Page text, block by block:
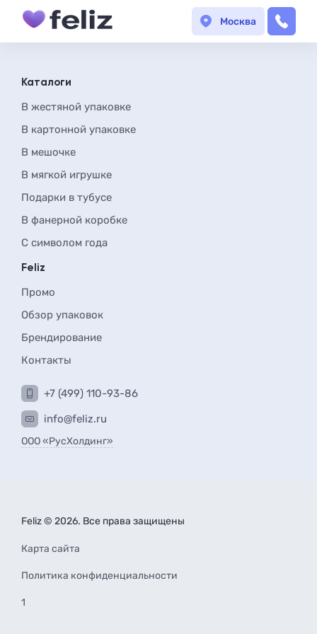
Москва
Каталоги
В жестяной упаковке
В картонной упаковке
В мешочке
В мягкой игрушке
Подарки в тубусе
В фанерной коробке
С символом года
Feliz
Промо
Обзор упаковок
Брендирование
Контакты
+7 (499) 110-93-86
info@feliz.ru
ООО «РусХолдинг»
Feliz © 2026. Все права защищены
Карта сайта
Политика конфиденциальности